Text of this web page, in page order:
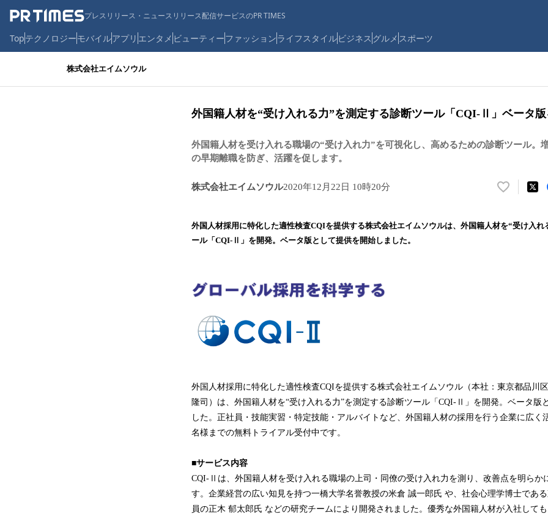
プレスリリース・ニュースリリース配信サービスのPR TIMES
Topテクノロジーモバイルアプリ エンタメ ビューティーファッションライフスタイルビジネス グルメ スポーツ
株式会社エイムソウル
外国籍人材を“受け入れる力”を測定する診断ツール「CQI-Ⅱ」ベータ
外国籍人材を受け入れる職場の“受け入れ力”を可視化し、高めるための診断ツール。
の早期離職を防ぎ、活躍を促します。
株式会社エイムソウル2020年12月22日 10時20分
い
！
外国人材採用に特化した適性検査CQIを提供する株式会社エイムソウルは、外国籍人材を“受け入れ
ール「CQI-Ⅱ」を開発。ベータ版として提供を開始しました。
外国人材採用に特化した適性検査CQIを提供する株式会社エイムソウル（本社：東京都品川
隆司）は、外国籍人材を“受け入れる力”を測定する診断ツール「CQI-Ⅱ」を開発。ベータ版
した。正社員・技能実習・特定技能・アルバイトなど、外国籍人材の採用を行う企業に広く
名様までの無料トライアル受付中です。
■サービス内容
CQI-Ⅱは、外国籍人材を受け入れる職場の上司・同僚の受け入れ力を測り、改善点を明らか
す。企業経営の広い知見を持つ一橋大学名誉教授の米倉 誠一郎氏 や、社会心理学博士であ
員の正木 郁太郎氏 などの研究チームにより開発されました。優秀な外国籍人材が入社して